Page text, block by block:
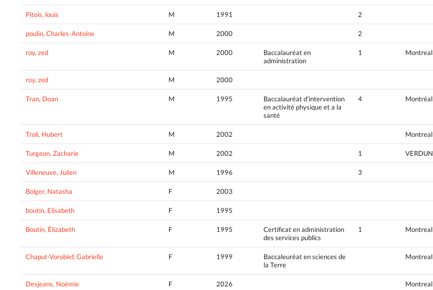
Pitois, louis M 1991 2
poulin, Charles-Antoine M 2000 2
roy, zed M 2000
Baccalauréat en
administration
1 Montreal
roy, zed M 2000
Tran, Doan M 1995
Baccalauréat d'intervention
en activité physique et a la
santé
4 Montréal
Troli, Hubert M 2002 Montreal
Turgeon, Zacharie M 2002 1 VERDUN
Villeneuve, Julien M 1996 3
Bolger, Natasha F 2003
boutin, Elisabeth F 1995
Boutin, Élizabeth F 1995
Certificat en administration
des services publics
1 Montreal
Chaput-Vorobief, Gabrielle F 1999
Baccaleuréat en sciences de
la Terre
Montreal
Desjeans, Noémie F 2026 Montreal